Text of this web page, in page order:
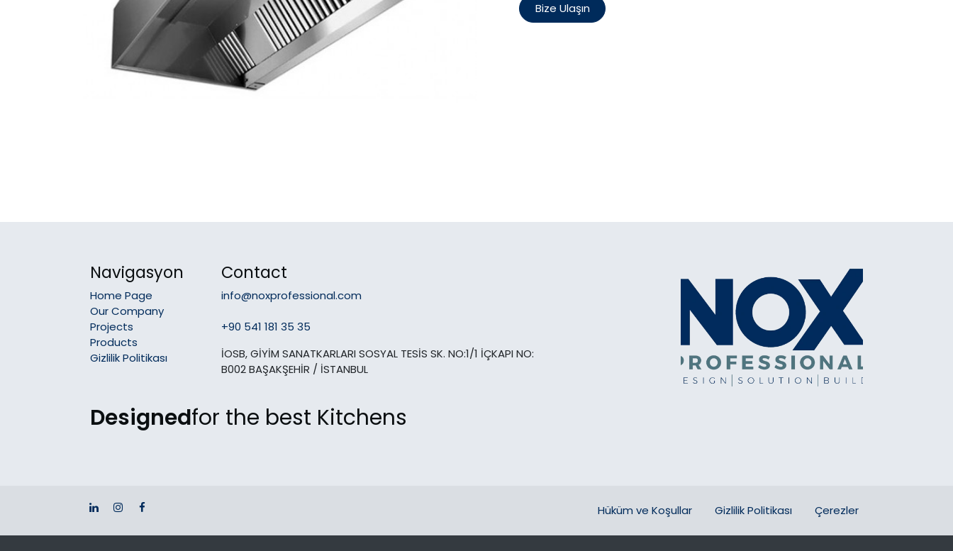
Bize Ulaşın
Navigasyon
Home Page
Our Company
Projects
Products
Gizlilik Politikası
Designedfor the best Kitchens
Contact
info@noxprofessional.com
+90 541 181 35 35
İOSB, GİYİM SANATKARLARI SOSYAL TESİS SK. NO:1/1 İÇKAPI NO:
B002 BAŞAKŞEHİR / İSTANBUL
Hüküm ve Koşullar Gizlilik Politikası Çerezler